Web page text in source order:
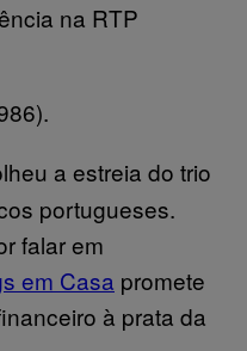
na RTP
a estreia do trio
portugueses.
falar em
em Casa promete
à prata da